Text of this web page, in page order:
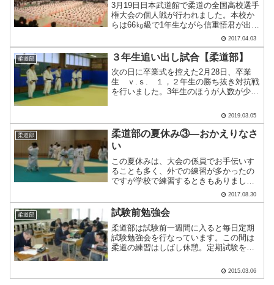
3月19日日本武道館で柔道の全国高校選手
権大会の個人戦が行われました。本校か
らは66㎏級で1年生ながら信重悟君が出場
しました。結果は一回戦で敗退してしま
いましたが、最後まで守ることなく果敢
に攻めていきました。全国大会なのでレ
ベルの高い試合が.....
2017.04.03
柔道部 ３年生追い出し試合【柔道部】
次の日に卒業式を控えた2月28日、卒業
生 ｖ.ｓ. １，２年生の勝ち抜き対抗戦
を行いました。3年生のほうが人数が少な
勝ちとなります。始まる前は、余裕の表
情の3年生。重量級のH岡君。パワーで圧
倒します。中.....
2019.03.05
柔道部
柔道部の夏休み③―おかえりなさ
い
この夏休みは、大会の係員でお手伝いす
ることも多く、外での練習が多かったの
ですが学校で練習するときもありまし
た。長期休暇になると毎回必ず、OBの先
輩が練習場に顔を出してくれます。学年
を超えて仲が良いので、卒業年度に関係
なく誘い合わせて来てくれ.....
2017.08.30
柔道部 試験前勉強会
柔道部は試験前一週間に入ると毎日定期
試験勉強会を行なっています。この間は
柔道の練習はしばし休憩。定期試験を乗
て、長期休暇でまた一所懸命に稽古をし
ます。また、この試験週間は怪我を治す
2015.03.06